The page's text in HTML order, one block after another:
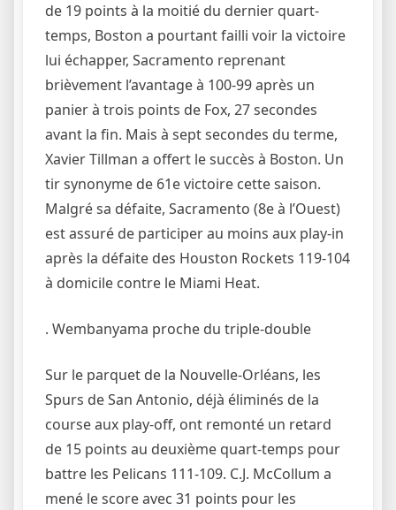
de 19 points à la moitié du dernier quart-
temps, Boston a pourtant failli voir la victoire
lui échapper, Sacramento reprenant
brièvement l’avantage à 100-99 après un
panier à trois points de Fox, 27 secondes
avant la fin. Mais à sept secondes du terme,
Xavier Tillman a offert le succès à Boston. Un
tir synonyme de 61e victoire cette saison.
Malgré sa défaite, Sacramento (8e à l’Ouest)
est assuré de participer au moins aux play-in
après la défaite des Houston Rockets 119-104
à domicile contre le Miami Heat.
. Wembanyama proche du triple-double
Sur le parquet de la Nouvelle-Orléans, les
Spurs de San Antonio, déjà éliminés de la
course aux play-off, ont remonté un retard
de 15 points au deuxième quart-temps pour
battre les Pelicans 111-109. C.J. McCollum a
mené le score avec 31 points pour les